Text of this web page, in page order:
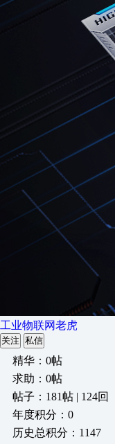
工业物联网老虎
关注 私信
精华：0帖
求助：0帖
帖子：181帖 | 124回
年度积分：0
历史总积分：1147